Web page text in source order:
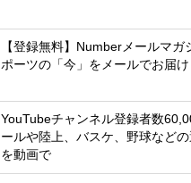
【登録無料】Numberメールマガ
ポーツの「今」をメールでお届け
YouTubeチャンネル登録者数
ールや陸上、バスケ、野球など
を動画で